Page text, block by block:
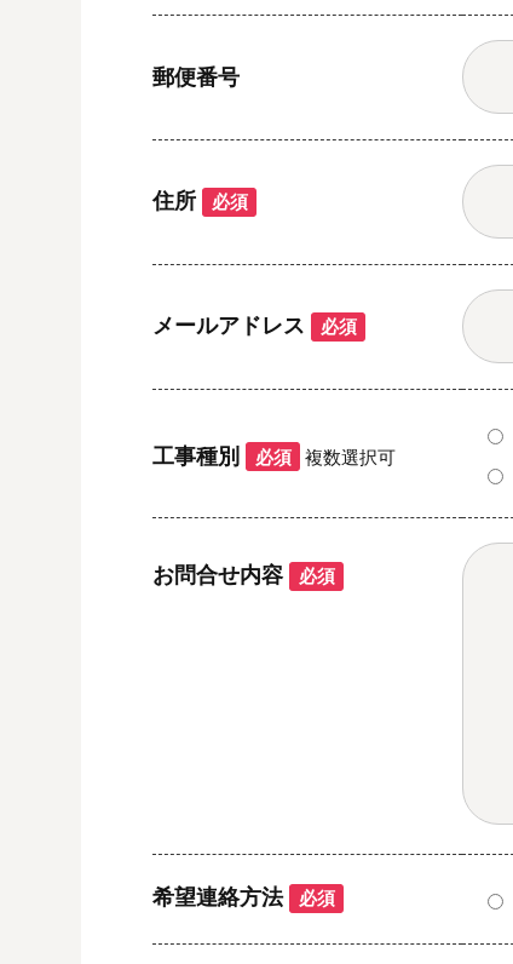
郵便番号
住所 必須
メールアドレス 必須
工事種別 必須 複数選択可
お問合せ内容 必須
希望連絡方法 必須